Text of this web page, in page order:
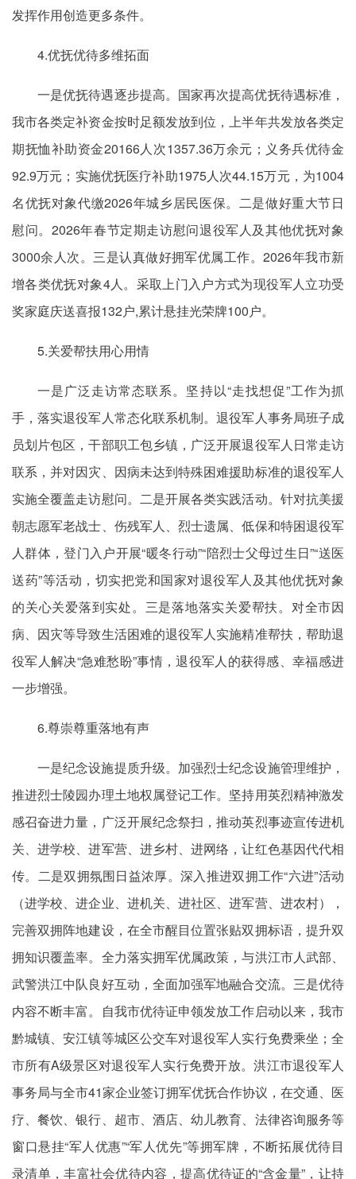
发挥作用创造更多条件。
4.优抚优待多维拓面
一是优抚待遇逐步提高。国家再次提高优抚待遇标准，
我市各类定补资金按时足额发放到位，上半年共发放各类定
期抚恤补助资金20166人次1357.36万余元；义务兵优待金
92.9万元；实施优抚医疗补助1975人次44.15万元，为1004
名优抚对象代缴2026年城乡居民医保。二是做好重大节日
慰问。2026年春节定期走访慰问退役军人及其他优抚对象
3000余人次。三是认真做好拥军优属工作。2026年我市新
增各类优抚对象4人。采取上门入户方式为现役军人立功受
奖家庭庆送喜报132户,累计悬挂光荣牌100户。
5.关爱帮扶用心用情
一是广泛走访常态联系。坚持以“走找想促”工作为抓
手，落实退役军人常态化联系机制。退役军人事务局班子成
员划片包区，干部职工包乡镇，广泛开展退役军人日常走访
联系，并对因灾、因病未达到特殊困难援助标准的退役军人
实施全覆盖走访慰问。二是开展各类实践活动。针对抗美援
朝志愿军老战士、伤残军人、烈士遗属、低保和特困退役军
人群体，登门入户开展“暖冬行动”“陪烈士父母过生日”“送医
送药”等活动，切实把党和国家对退役军人及其他优抚对象
的关心关爱落到实处。三是落地落实关爱帮扶。对全市因
病、因灾等导致生活困难的退役军人实施精准帮扶，帮助退
役军人解决“急难愁盼”事情，退役军人的获得感、幸福感进
一步增强。
6.尊崇尊重落地有声
一是纪念设施提质升级。加强烈士纪念设施管理维护，
推进烈士陵园办理土地权属登记工作。坚持用英烈精神激发
感召奋进力量，广泛开展纪念祭扫，推动英烈事迹宣传进机
关、进学校、进军营、进乡村、进网络，让红色基因代代相
传。二是双拥氛围日益浓厚。深入推进双拥工作“六进”活动
（进学校、进企业、进机关、进社区、进军营、进农村），
完善双拥阵地建设，在全市醒目位置张贴双拥标语，提升双
拥知识覆盖率。全力落实拥军优属政策，与洪江市人武部、
武警洪江中队良好互动，全面加强军地融合交流。三是优待
内容不断丰富。自我市优待证申领发放工作启动以来，我市
黔城镇、安江镇等城区公交车对退役军人实行免费乘坐；全
市所有A级景区对退役军人实行免费开放。洪江市退役军人
事务局与全市41家企业签订拥军优抚合作协议，在交通、医
疗、餐饮、银行、超市、酒店、幼儿教育、法律咨询服务等
窗口悬挂“军人优惠”“军人优先”等拥军牌，不断拓展优待目
录清单，丰富社会优待内容，提高优待证的“含金量”，让持